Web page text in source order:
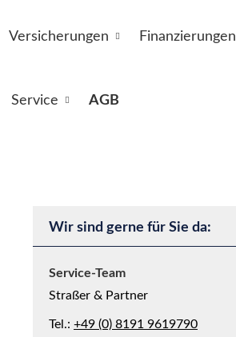
Versicherungen Finanzierungen
Service AGB
Wir sind gerne für Sie da:
Service-Team
Straßer & Partner
Tel.: +49 (0) 8191 9619790